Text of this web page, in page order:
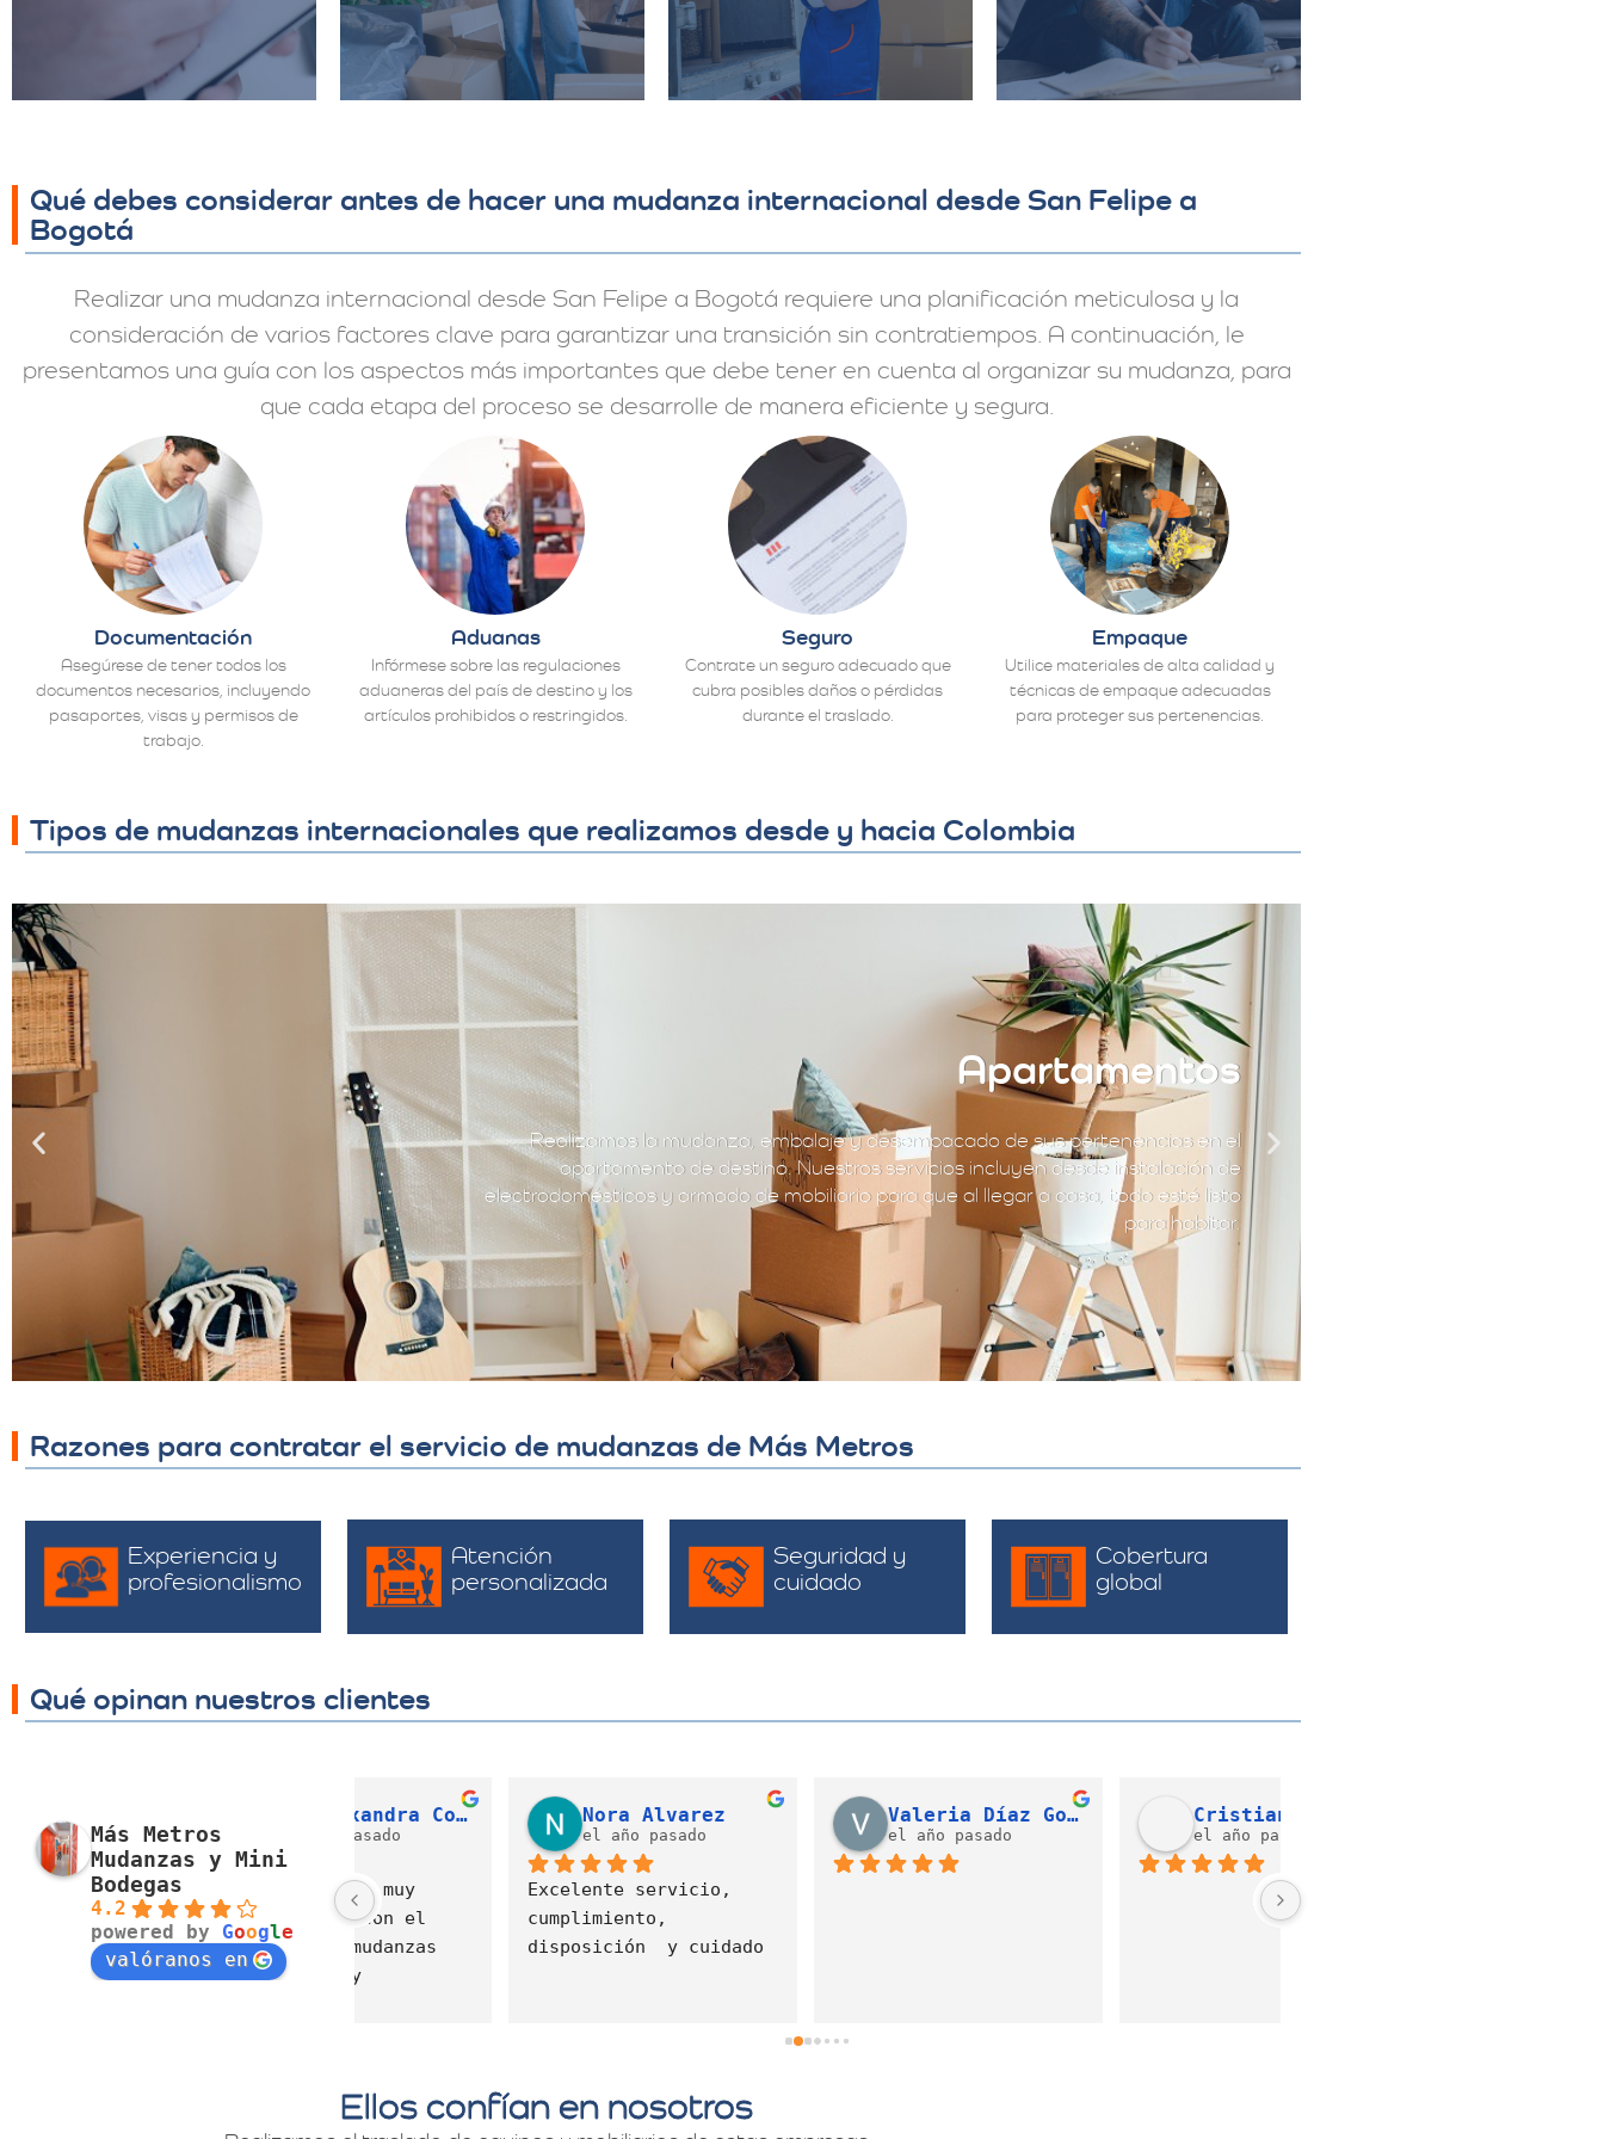
Qué debes considerar antes de hacer una mudanza internacional desde San Felipe a
Bogotá
Realizar una mudanza internacional desde San Felipe a Bogotá requiere una planificación meticulosa y la
consideración de varios factores clave para garantizar una transición sin contratiempos. A continuación, le
presentamos una guía con los aspectos más importantes que debe tener en cuenta al organizar su mudanza, para
que cada etapa del proceso se desarrolle de manera eficiente y segura.
Documentación
Asegúrese de tener todos los
documentos necesarios, incluyendo
pasaportes, visas y permisos de
trabajo.
Aduanas
Infórmese sobre las regulaciones
aduaneras del país de destino y los
artículos prohibidos o restringidos.
Seguro
Contrate un seguro adecuado que
cubra posibles daños o pérdidas
durante el traslado.
Empaque
Utilice materiales de alta calidad y
técnicas de empaque adecuadas
para proteger sus pertenencias.
Tipos de mudanzas internacionales que realizamos desde y hacia Colombia
Apartamentos
Realizamos la mudanza, embalaje y desempacado de sus pertenencias en el
apartamento de destino. Nuestros servicios incluyen desde instalación de
electrodomésticos y armado de mobiliario para que al llegar a casa, todo esté listo
para habitar.
Razones para contratar el servicio de mudanzas de Más Metros
Experiencia y
profesionalismo
Atención
personalizada
Seguridad y
cuidado
Cobertura
global
Qué opinan nuestros clientes
Más Metros
Mudanzas y Mini
Bodegas
4.2
powered by Google
valóranos en
el año pasado
Excelente servicio,
cumplimiento,
disposición  y cuidado
Valeria Díaz Gonzalez
el año pasado
Cristian David Gallego Campo (LATAM)
el año pasado
felipe villarreal
el año pasado
Buen servicio!!!
Ellos confían en nosotros